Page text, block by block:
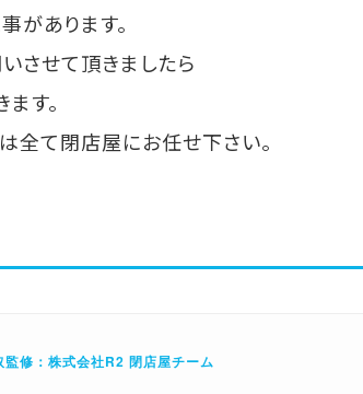
があります。
させて頂きましたら
す。
全て閉店屋にお任せ下さい。
監修：株式会社R2 閉店屋チーム